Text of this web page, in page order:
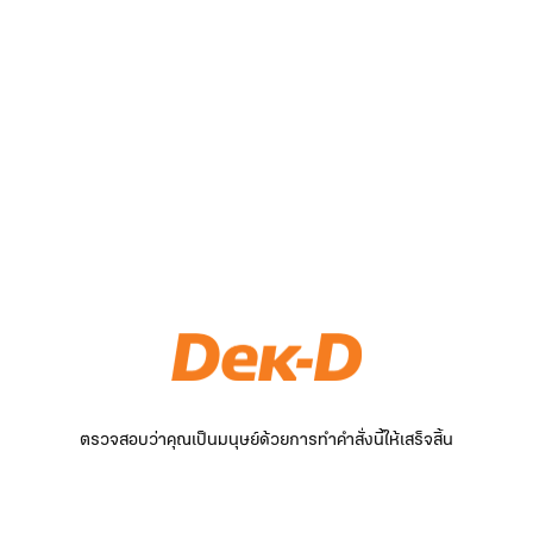
ตรวจสอบว่าคุณเป็นมนุษย์ด้วยการทำคำสั่งนี้ให้เสร็จสิ้น